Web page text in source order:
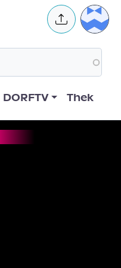
User
DORFTV Thek